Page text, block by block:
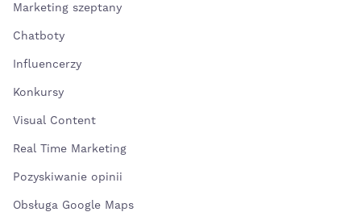
Marketing szeptany
Chatboty
Influencerzy
Konkursy
Visual Content
Real Time Marketing
Pozyskiwanie opinii
Obsługa Google Maps